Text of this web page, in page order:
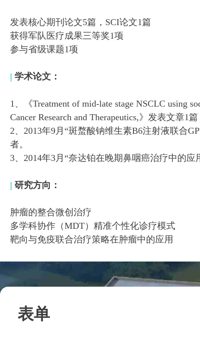
发表核心期刊论文5篇，SCI论文1篇
获得军队医疗成果三等奖1项
参与省级课题1项
| 学术论文：
1、《Treatment of mid-late stage NSCLC using
Cancer Research and Therapeutics,》发表文章1
2、2013年9月“斑蝥酸钠维生素B6注射液联合
者。
3、2014年3月“奈达铂在晚期鼻咽癌治疗中的应
| 研究方向：
肿瘤的整合微创治疗
多学科协作（MDT）精准个性化诊疗模式
靶向与免疫联合治疗策略在肿瘤中的应用
表单